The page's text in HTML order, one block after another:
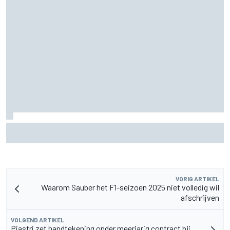
VORIG ARTIKEL
Waarom Sauber het F1-seizoen 2025 niet volledig wil
afschrijven
VOLGEND ARTIKEL
Piastri zet handtekening onder meerjarig contract bij